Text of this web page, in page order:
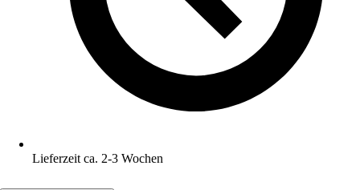
Lieferzeit ca. 2-3 Wochen